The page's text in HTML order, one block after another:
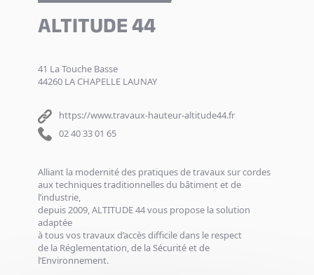
ALTITUDE 44
41 La Touche Basse
44260 LA CHAPELLE LAUNAY
https://www.travaux-hauteur-altitude44.fr
02 40 33 01 65
Alliant la modernité des pratiques de travaux sur cordes
aux techniques traditionnelles du bâtiment et de
l’industrie,
depuis 2009, ALTITUDE 44 vous propose la solution
adaptée
à tous vos travaux d’accès difficile dans le respect
de la Réglementation, de la Sécurité et de
l’Environnement.